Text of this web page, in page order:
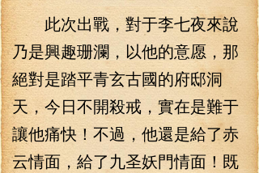
此次出戰，對于李七夜來說
乃是興趣珊瀾，以他的意愿，那
絕對是踏平青玄古國的府邸洞
天，今日不開殺戒，實在是難于
讓他痛快！不過，他還是給了赤
云情面，給了九圣妖門情面！既